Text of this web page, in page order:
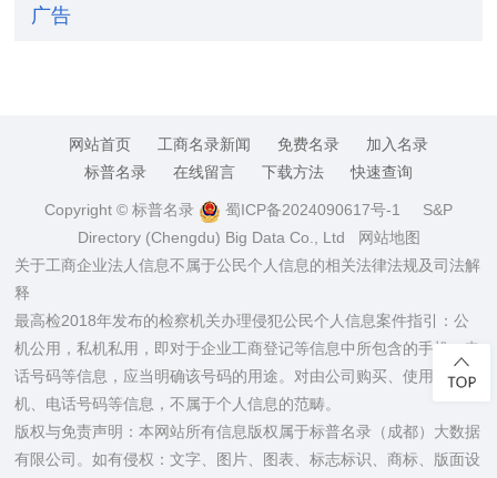
广告
网站首页 工商名录新闻 免费名录
加入名录
标普名录
在线留言 下载方法 快速查询
Copyright © 标普名录 蜀ICP备2024090617号-1 S&P
Directory (Chengdu) Big Data Co., Ltd
网站地图
关于工商企业法人信息不属于公民个人信息的相关法律法规及司法解
释
最高检2018年发布的检察机关办理侵犯公民个人信息案件指引：公
机公用，私机私用，即对于企业工商登记等信息中所包含的手机、电
话号码等信息，应当明确该号码的用途。对由公司购买、使用的手
机、电话号码等信息，不属于个人信息的范畴。
版权与免责声明：本网站所有信息版权属于标普名录（成都）大数据
有限公司。如有侵权：文字、图片、图表、标志标识、商标、版面设